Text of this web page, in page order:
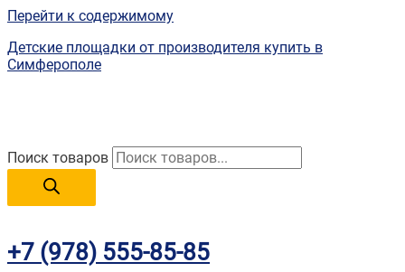
Перейти к содержимому
Детские площадки от производителя купить в
Симферополе
Поиск товаров
+7 (978) 555-85-85